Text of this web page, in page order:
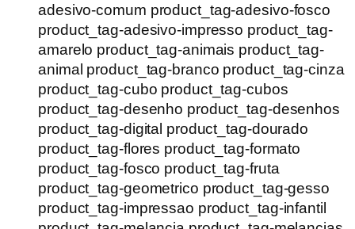
adesivo-comum product_tag-adesivo-fosco
product_tag-adesivo-impresso product_tag-
amarelo product_tag-animais product_tag-
animal product_tag-branco product_tag-cinza
product_tag-cubo product_tag-cubos
product_tag-desenho product_tag-desenhos
product_tag-digital product_tag-dourado
product_tag-flores product_tag-formato
product_tag-fosco product_tag-fruta
product_tag-geometrico product_tag-gesso
product_tag-impressao product_tag-infantil